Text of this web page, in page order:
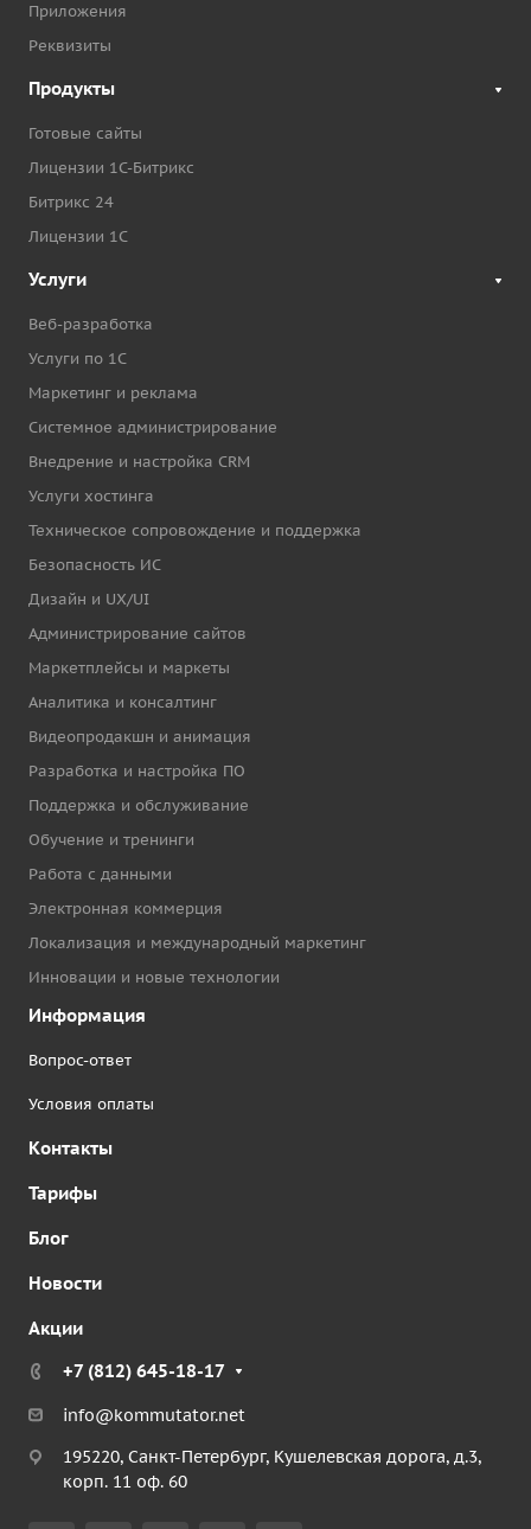
Приложения
Реквизиты
Продукты
Готовые сайты
Лицензии 1С-Битрикс
Битрикс 24
Лицензии 1С
Услуги
Веб-разработка
Услуги по 1С
Маркетинг и реклама
Системное администрирование
Внедрение и настройка CRM
Услуги хостинга
Техническое сопровождение и поддержка
Безопасность ИС
Дизайн и UX/UI
Администрирование сайтов
Маркетплейсы и маркеты
Аналитика и консалтинг
Видеопродакшн и анимация
Разработка и настройка ПО
Поддержка и обслуживание
Обучение и тренинги
Работа с данными
Электронная коммерция
Локализация и международный маркетинг
Инновации и новые технологии
Информация
Вопрос-ответ
Условия оплаты
Контакты
Тарифы
Блог
Новости
Акции
+7 (812) 645-18-17
info@kommutator.net
195220, Санкт-Петербург, Кушелевская дорога, д.3,
корп. 11 оф. 60